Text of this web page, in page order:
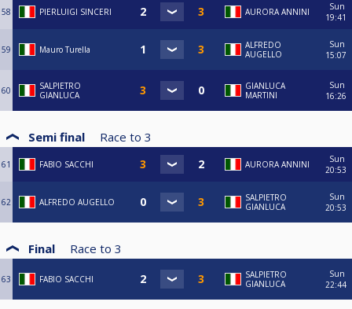
58 PIERLUIGI SINCERI AURORA ANNINI
Sun
19:41
59 Mauro Turella
ALFREDO
AUGELLO
Sun
15:07
60
SALPIETRO
GIANLUCA
GIANLUCA
MARTINI
Sun
16:26
Semi final Race to 3
61 FABIO SACCHI AURORA ANNINI
Sun
20:53
62 ALFREDO AUGELLO
SALPIETRO
GIANLUCA
Sun
20:53
Final Race to 3
63 FABIO SACCHI
SALPIETRO
GIANLUCA
Sun
22:44